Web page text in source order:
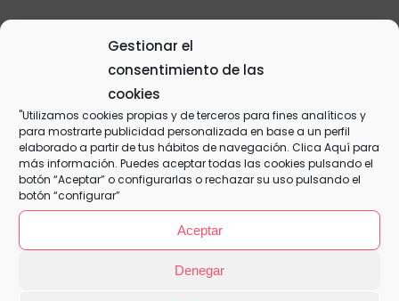
Gestionar el
consentimiento de las
cookies
"Utilizamos cookies propias y de terceros para fines analíticos y
para mostrarte publicidad personalizada en base a un perfil
elaborado a partir de tus hábitos de navegación. Clica Aquípara
más información. Puedes aceptar todas las cookies pulsando el
botón “Aceptar” o configurarlas o rechazar su uso pulsando el
botón “configurar”
Aceptar
Denegar
15,50€
This is a simple, virtual product.
Añadir al
carrito
Detalles